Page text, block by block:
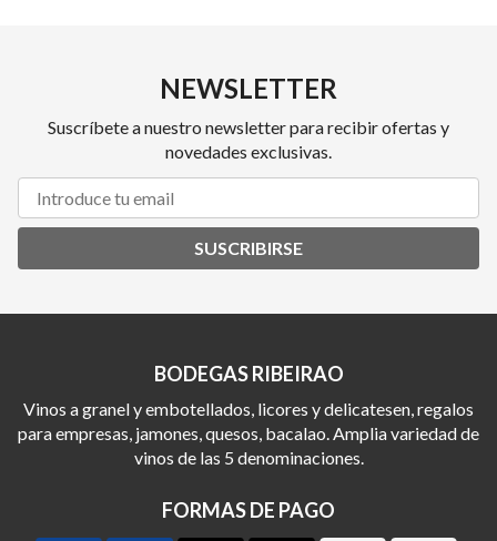
NEWSLETTER
Suscríbete a nuestro newsletter para recibir ofertas y
novedades exclusivas.
SUSCRIBIRSE
BODEGAS RIBEIRAO
Vinos a granel y embotellados, licores y delicatesen, regalos
para empresas, jamones, quesos, bacalao. Amplia variedad de
vinos de las 5 denominaciones.
FORMAS DE PAGO